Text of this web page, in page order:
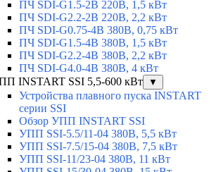
ПЧ SDI-G1.5-2B 220В, 1,5 кВт
ПЧ SDI-G2.2-2B 220В, 2,2 кВт
ПЧ SDI-G0.75-4B 380В, 0,75 кВт
ПЧ SDI-G1.5-4B 380В, 1,5 кВт
ПЧ SDI-G2.2-4B 380В, 2,2 кВт
ПЧ SDI-G4.0-4B 380В, 4 кВт
INSTART SSI 5,5-600 кВт
▼
Устройства плавного пуска INSTART
серии SSI
Обзор УПП INSTART SSI
УПП SSI-5.5/11-04 380В, 5,5 кВт
УПП SSI-7.5/15-04 380В, 7,5 кВт
УПП SSI-11/23-04 380В, 11 кВт